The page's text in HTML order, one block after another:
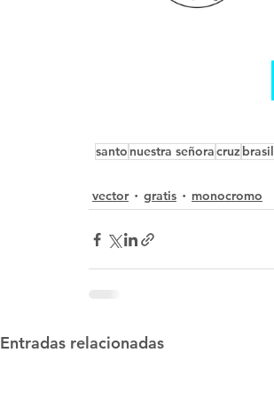
santo nuestra señoracruzbrasil
vector
gratis monocromo
Entradas relacionadas